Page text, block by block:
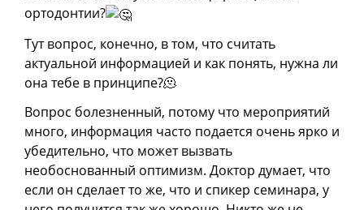
ортодонтии?
Тут вопрос, конечно, в том, что считать
актуальной информацией и как понять, нужна ли
она тебе в принципе?🫠
Вопрос болезненный, потому что мероприятий
много, информация часто подается очень ярко и
убедительно, что может вызвать
необоснованный оптимизм. Доктор думает, что
если он сделает то же, что и спикер семинара, у